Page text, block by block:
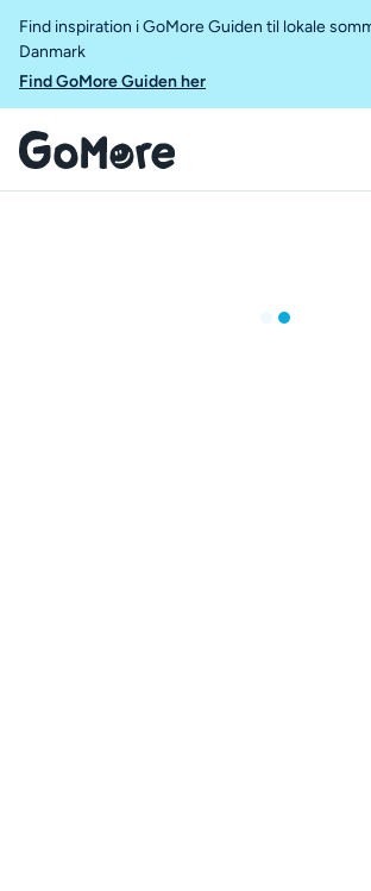
Find inspiration i GoMore Guiden til lokale
Danmark
Find GoMore Guiden her